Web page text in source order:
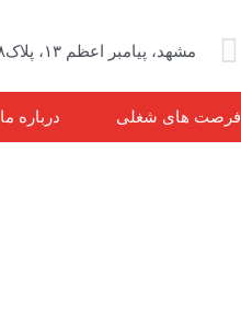
مشهد، پیامبر اعظم ۱۳، پلاک۸
فرصت های شغلی درباره ما